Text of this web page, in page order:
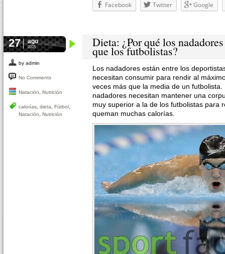
Facebook
Twitter Google
27 ago
2015
by admin
No Comments
Natación, Nutrición
calorías, dieta, Fútbol ,
Natación, Nutrición
Dieta: ¿Por qué los
que los futbolistas?
Los nadadores están entre los
necesitan consumir para rendir al
veces más que la media de un
nadadores necesitan mantener una
muy superior a la de los futbolistas para
queman muchas calorías.